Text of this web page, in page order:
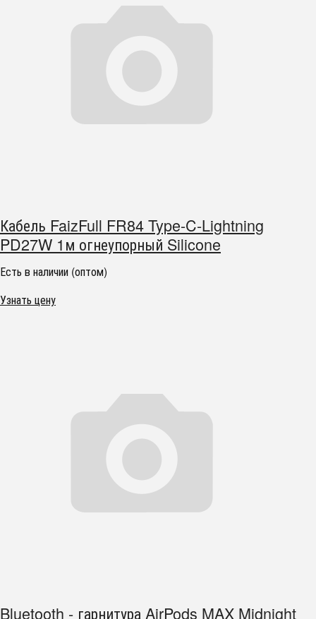
Кабель FaizFull FR84 Type-C-Lightning
PD27W 1м огнеупорный Silicone
Есть в наличии (оптом)
Узнать цену
Bluetooth - гарнитура AirPods MAX Midnight